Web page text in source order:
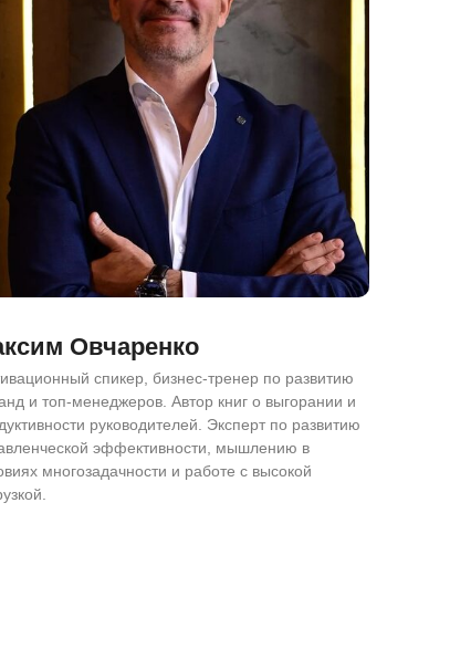
Овчаренко
спикер, бизнес-тренер по развитию
и топ-менеджеров. Автор книг о выгорании и
руководителей. Эксперт по развитию
эффективности, мышлению в
многозадачности и работе с высокой